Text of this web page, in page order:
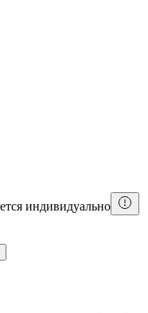
индивидуально